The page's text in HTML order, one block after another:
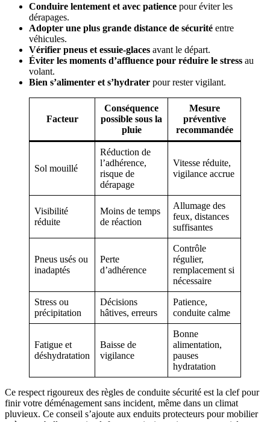
Conduire lentement et avec patience pour éviter les
dérapages.
Adopter une plus grande distance de sécurité entre
véhicules.
Vérifier pneus et essuie-glaces avant le départ.
Éviter les moments d’affluence pour réduire le stress au
volant.
Bien s’alimenter et s’hydrater pour rester vigilant.
Facteur
Conséquence
possible sous la
pluie
Mesure
préventive
recommandée
Sol mouillé
Réduction de
l’adhérence,
risque de
dérapage
Vitesse réduite,
vigilance accrue
Visibilité
réduite
Moins de temps
de réaction
Allumage des
feux, distances
suffisantes
Pneus usés ou
inadaptés
Perte
d’adhérence
Contrôle
régulier,
remplacement si
nécessaire
Stress ou
précipitation
Décisions
hâtives, erreurs
Patience,
conduite calme
Fatigue et
déshydratation
Baisse de
vigilance
Bonne
alimentation,
pauses
hydratation
Ce respect rigoureux des règles de conduite sécurité est la clef pour
finir votre déménagement sans incident, même dans un climat
pluvieux. Ce conseil s’ajoute aux enduits protecteurs pour mobilier